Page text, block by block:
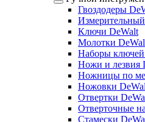
Гвоздодеры
Ключи DeWalt
Молотки
Наборы ключей
Ножи и лезвия
Ножницы по
Ножовки
Отвертки
Отверточные
Стамески